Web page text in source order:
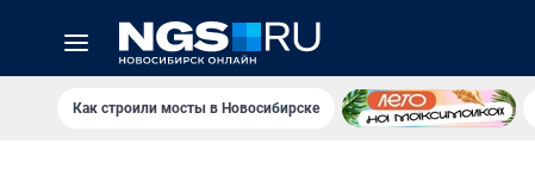
Как строили мосты в Новосибирске